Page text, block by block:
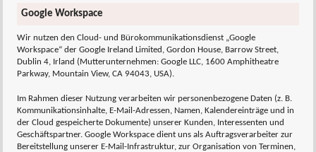
Google Workspace
Wir nutzen den Cloud- und Bürokommunikationsdienst „Google
Workspace“ der Google Ireland Limited, Gordon House, Barrow Street,
Dublin 4, Irland (Mutterunternehmen: Google LLC, 1600 Amphitheatre
Parkway, Mountain View, CA 94043, USA).
Im Rahmen dieser Nutzung verarbeiten wir personenbezogene Daten (z. B.
Kommunikationsinhalte, E-Mail-Adressen, Namen, Kalendereinträge und in
der Cloud gespeicherte Dokumente) unserer Kunden, Interessenten und
Geschäftspartner. Google Workspace dient uns als Auftragsverarbeiter zur
Bereitstellung unserer E-Mail-Infrastruktur, zur Organisation von Terminen,